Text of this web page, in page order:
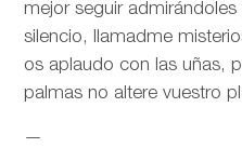
mejor seguir
silencio, llamadme
os aplaudo con las uñas,
palmas no altere vuestro
—